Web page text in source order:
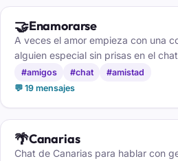
🤝Enamorarse
A veces el amor empieza con una
alguien especial sin prisas en el
#amigos #chat
#amistad
💬 19 mensajes
🌴Canarias
Chat de Canarias para hablar con